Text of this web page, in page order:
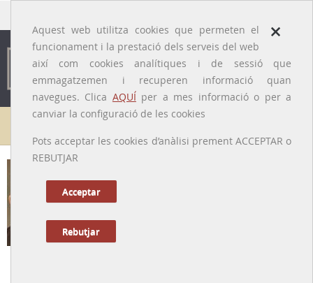
×
Aquest web utilitza cookies que permeten el
funcionament i la prestació dels serveis del web
així com cookies analítiques i de sessió que
emmagatzemen i recuperen informació quan
navegues. Clica AQUÍper a mes informació o per a
canviar la configuració de les cookies
Pots acceptar les cookies d’anàlisi prement ACCEPTAR o
REBUTJAR
Acceptar
Rebutjar
Galeria de metges
[es Migjorn Gran (Menorca), 27/03/1852 – 3/05/1929]